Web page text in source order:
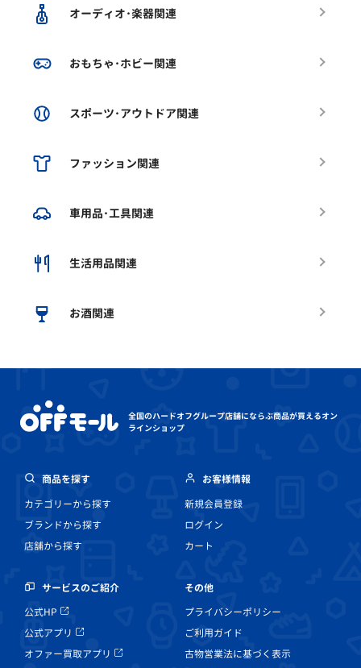
オーディオ･楽器関連
おもちゃ･ホビー関連
スポーツ･アウトドア関連
ファッション関連
車用品･工具関連
生活用品関連
お酒関連
全国のハードオフグループ店舗にならぶ商品が買えるオン
ラインショップ
商品を探す
カテゴリーから探す
ブランドから探す
店舗から探す
お客様情報
新規会員登録
ログイン
カート
サービスのご紹介
公式HP
公式アプリ
オファー買取アプリ
その他
プライバシーポリシー
ご利用ガイド
古物営業法に基づく表示